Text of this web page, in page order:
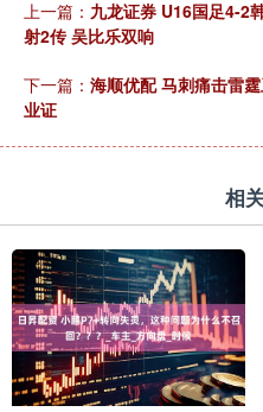
上一篇： 九龙证券 U16国足4-2
射2传 吴比乐双响
下一篇： 海顺优配 马刺痛击雷
业证
相